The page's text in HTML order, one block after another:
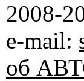
2008-
e-mail:
об